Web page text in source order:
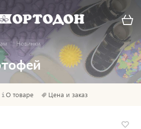
Новинки
О товаре Цена и заказ